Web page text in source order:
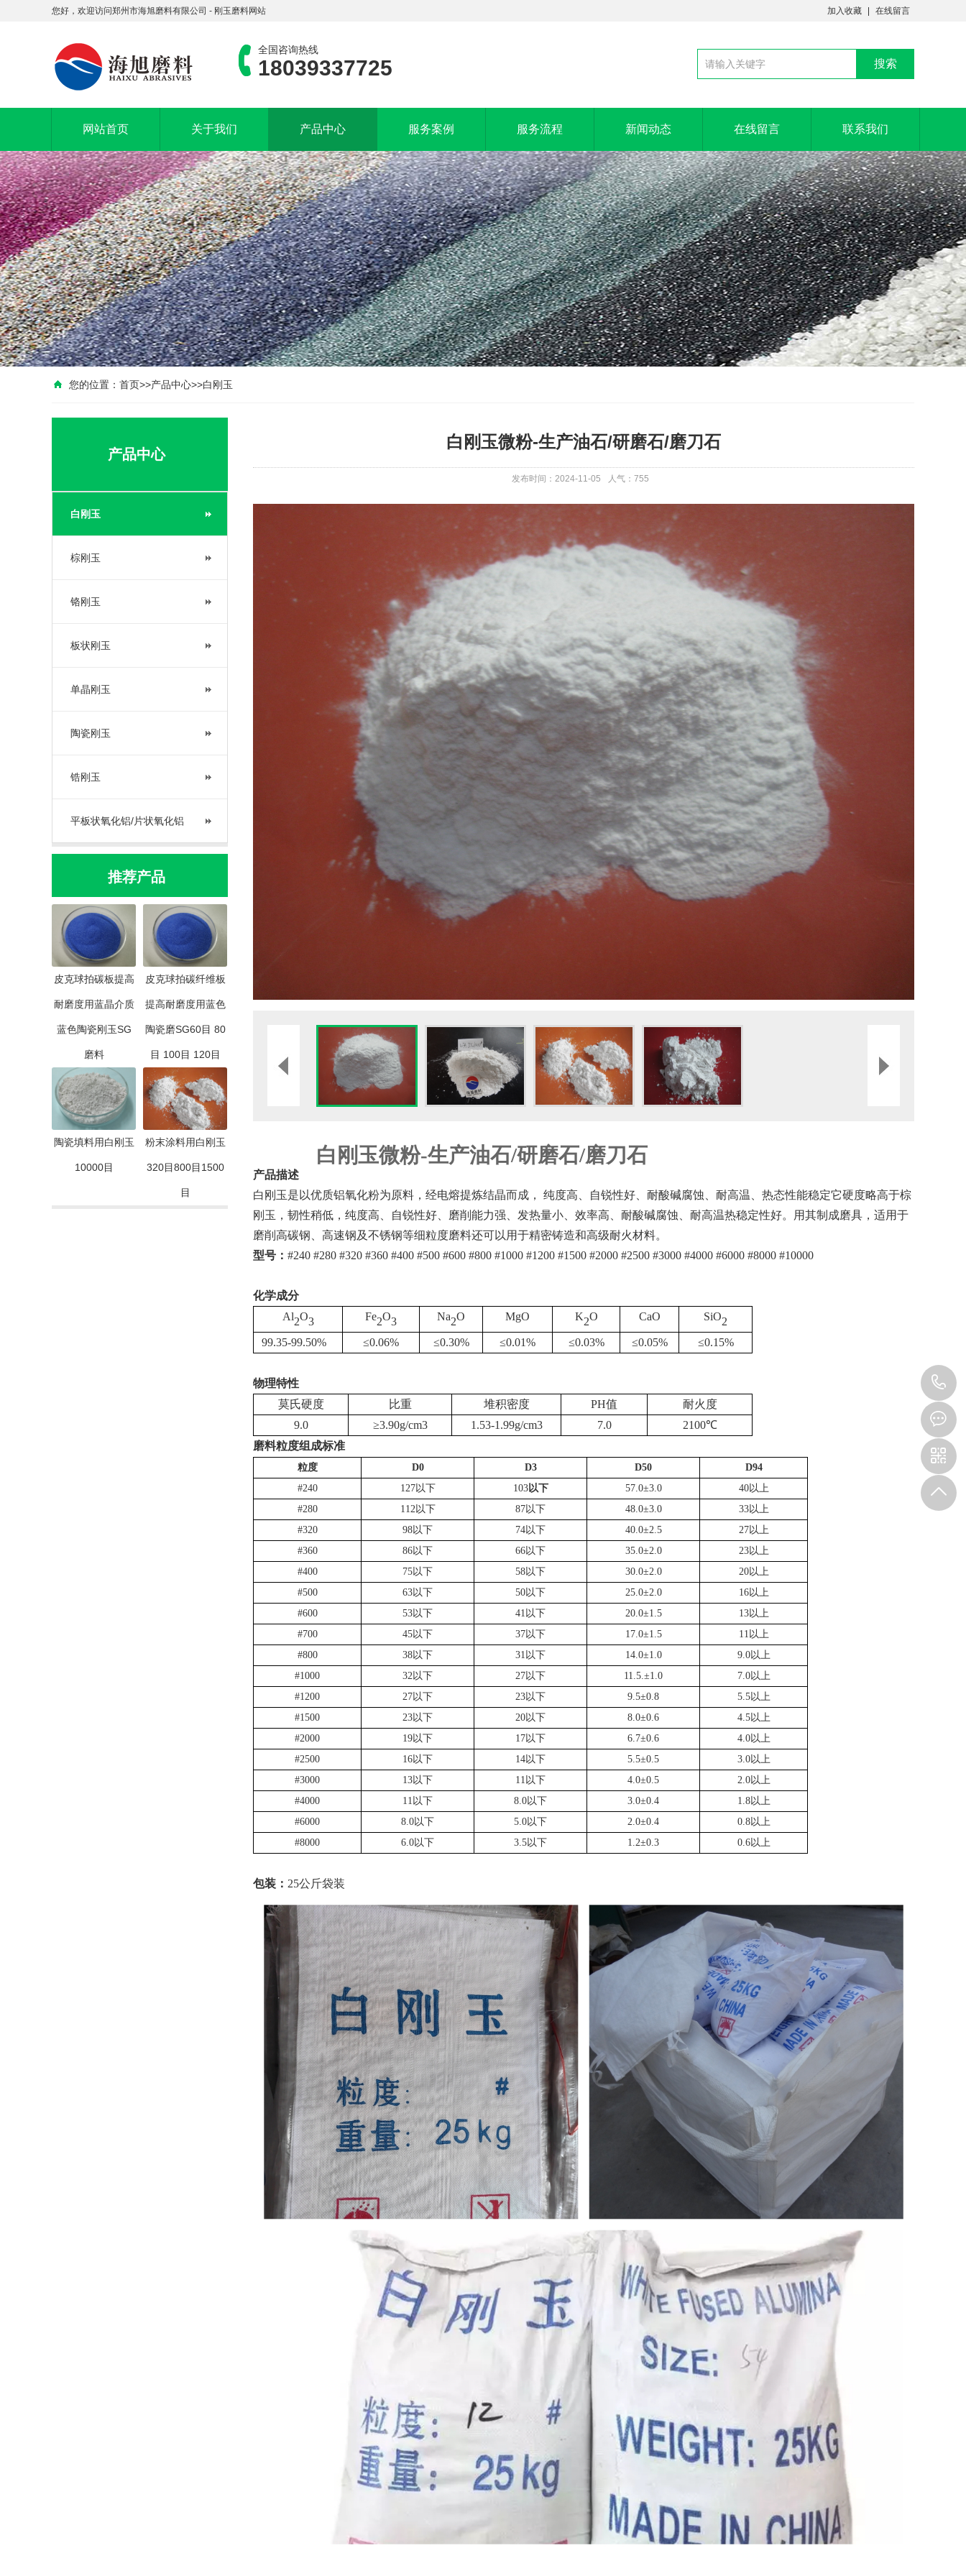
您好，欢迎访问郑州市海旭磨料有限公司 - 刚玉磨料网站 加入收藏 在线留言
全国咨询热线
18039337725
网站首页 关于我们 产品中心 服务案例 服务流程 新闻动态 在线留言 联系我们
您的位置： 首页>>产品中心>>白刚玉
产品中心
白刚玉
棕刚玉
铬刚玉
板状刚玉
单晶刚玉
陶瓷刚玉
锆刚玉
平板状氧化铝/片状氧化铝
推荐产品
皮克球拍碳板提高
耐磨度用蓝晶介质
蓝色陶瓷刚玉SG
磨料
皮克球拍碳纤维板
提高耐磨度用蓝色
陶瓷磨SG60目 80
目 100目 120目
陶瓷填料用白刚玉
10000目
粉末涂料用白刚玉
320目800目1500
目
白刚玉微粉-生产油石/研磨石/磨刀石
发布时间：2024-11-05 人气： 755
白刚玉微粉-生产油石/研磨石/磨刀石
产品描述
白刚玉是以优质铝氧化粉为原料，经电熔提炼结晶而成，
纯度高、自锐性好、耐酸碱腐蚀、耐高温、热态性能稳定它硬度略高于棕
刚玉，韧性稍低，纯度高、自锐性好、磨削能力强、发热量小、效率高、耐酸碱腐蚀、耐高温热稳定性好。用其制成磨具，适用于
磨削高碳钢、高速钢及不锈钢等细粒度磨料还可以用于精密铸造和高级耐火材料。
型号： #240 #280 #320 #360 #400 #500 #600 #800 #1000 #1200 #1500 #2000 #2500 #3000 #4000 #6000 #8000 #10000
化学成分
Al2O3 Fe2O3 Na2O MgO K2O CaO SiO2
99.35-99.50%
≤0.06% ≤0.30% ≤0.01% ≤0.03% ≤0.05% ≤0.15%
物理特性
莫氏硬度
比重 堆积密度 PH值
耐火度
9.0
≥3.90g/cm3 1.53-1.99g/cm3 7.0
2100℃
磨料粒度组成标准
粒度 D0 D3 D50
D94
#240
127以下 103以下 57.0±3.0
40以上
#280
112以下 87以下 48.0±3.0
33以上
#320
98以下 74以下 40.0±2.5
27以上
#360
86以下 66以下 35.0±2.0
23以上
#400
75以下 58以下 30.0±2.0
20以上
#500
63以下 50以下 25.0±2.0
16以上
#600
53以下 41以下 20.0±1.5
13以上
#700
45以下 37以下 17.0±1.5
11以上
#800
38以下 31以下 14.0±1.0
9.0以上
#1000
32以下 27以下 11.5.±1.0
7.0以上
#1200
27以下 23以下 9.5±0.8
5.5以上
#1500
23以下 20以下 8.0±0.6
4.5以上
#2000
19以下 17以下 6.7±0.6
4.0以上
#2500
16以下 14以下 5.5±0.5
3.0以上
#3000
13以下 11以下 4.0±0.5
2.0以上
#4000
11以下 8.0以下 3.0±0.4
1.8以上
#6000
8.0以下 5.0以下 2.0±0.4
0.8以上
#8000
6.0以下 3.5以下 1.2±0.3 0.6以上
包装： 25公斤袋装